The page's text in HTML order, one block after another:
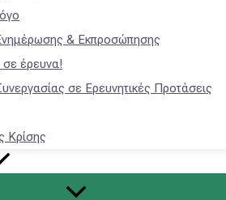
& Εκπροσώπησης
έρευνα!
σε Ερευνητικές Προτάσεις
Κρίσης